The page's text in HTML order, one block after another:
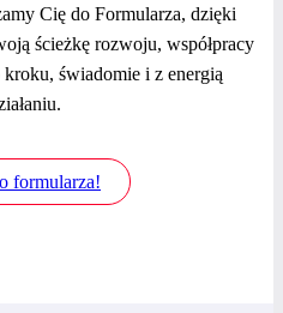
Cię do Formularza, dzięki
ścieżkę rozwoju, współpracy
świadomie i z energią
formularza!